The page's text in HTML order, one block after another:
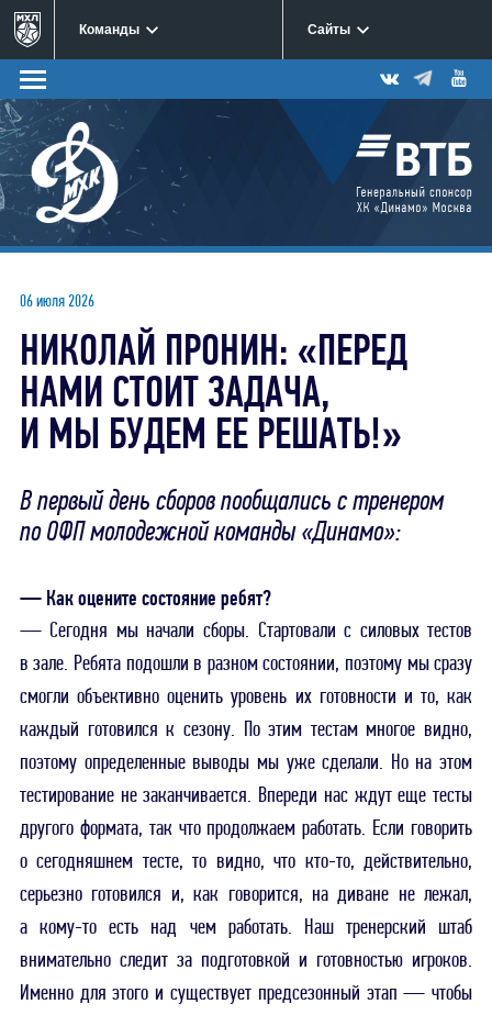
Команды Сайты
06 июля 2026
НИКОЛАЙ ПРОНИН: «ПЕРЕД
НАМИ СТОИТ ЗАДАЧА,
И МЫ БУДЕМ ЕЕ РЕШАТЬ!»
В первый день сборов пообщались с тренером
по ОФП молодежной команды «Динамо»:
— Как оцените состояние ребят?
— Сегодня мы начали сборы. Стартовали с силовых тестов
в зале. Ребята подошли в разном состоянии, поэтому мы сразу
смогли объективно оценить уровень их готовности и то, как
каждый готовился к сезону. По этим тестам многое видно,
поэтому определенные выводы мы уже сделали. Но на этом
тестирование не заканчивается. Впереди нас ждут еще тесты
другого формата, так что продолжаем работать. Если говорить
о сегодняшнем тесте, то видно, что кто-то, действительно,
серьезно готовился и, как говорится, на диване не лежал,
а кому-то есть над чем работать. Наш тренерский штаб
внимательно следит за подготовкой и готовностью игроков.
Именно для этого и существует предсезонный этап — чтобы